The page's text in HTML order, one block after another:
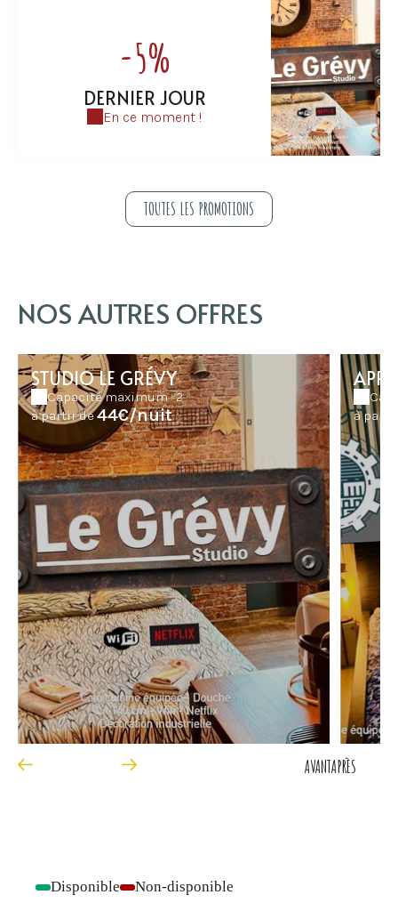
-5%
DERNIER JOUR
En ce moment !
TOUTES LES PROMOTIONS
NOS AUTRES OFFRES
STUDIO LE GRÉVY
Capacité maximum : 2
à partir de44€/nuit
à
AVANTAPRÈS
- Disponible - Non-disponible